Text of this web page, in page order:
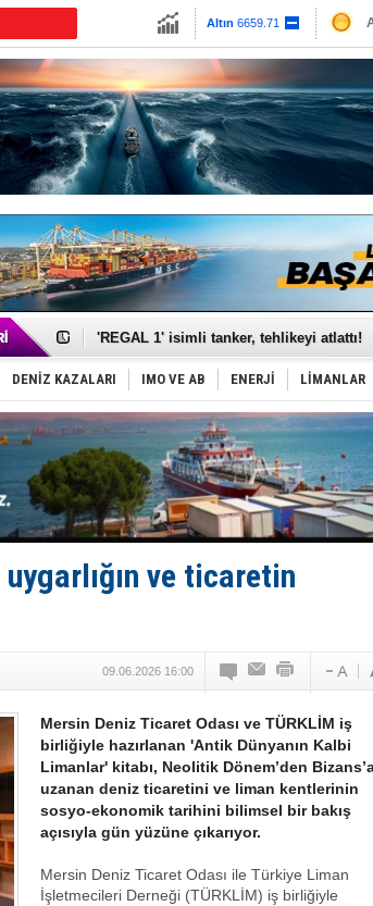
Altın 6659.71
Euro55.1258
Makine arızası yapan tanker, güvenli
Dron saldırısına uğrayan Türk gemisi,
'REGAL 1' isimli tanker, tehlikeyi atlattı!
Gemide 5 ton kokain yakalandı: Portekiz!
Yakıt barcı filosuna 2 yeni gemi katıldı
Rus İHA’ları, Alman gemisini vurdu!
Karadeniz’deki güvenlik krizi, navluna
Tatil hesabını yosun bozdu, oteller fiyat
Rusya, gölge filo tankerlerinde lider
Enejota ticari destek gemisinden
Denizcilik sektörü, Alsancak
Türkiye’den Karadeniz'deki gemicilik
‘14. Olympos Regatta’ başlıyor
Taksi Botlar, 50 yıldır Marmaris’in mavi
TÜRKLİM Başkanı Hamdi Erçelik’ten
DENİZ KAZALARI IMO VE AB ENERJİ LİMANLAR
ve ticaretin
09.06.2026 16:00
Mersin Deniz Ticaret Odası ve TÜRKLİM iş
birliğiyle hazırlanan 'Antik Dünyanın Kalbi
Limanlar' kitabı, Neolitik Dönem’den
uzanan deniz ticaretini ve liman kentlerinin
sosyo-ekonomik tarihini bilimsel bir bakış
açısıyla gün yüzüne çıkarıyor.
Mersin Deniz Ticaret Odası ile Türkiye Liman
İşletmecileri Derneği (TÜRKLİM) iş birliğiyle